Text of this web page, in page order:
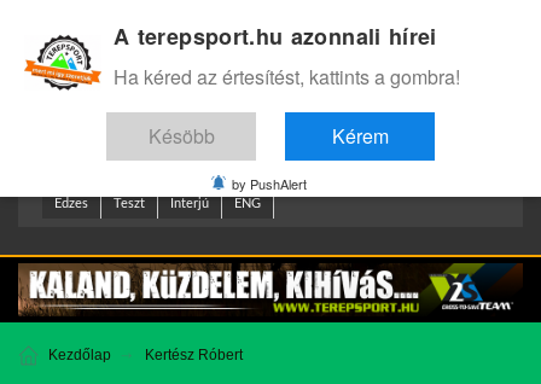
Edzes Teszt Interjú ENG
Kezdőlap Kertész Róbert
A terepsport.hu azonnali hírei
Ha kéred az értesítést, kattints a gombra!
Késöbb Kérem
by PushAlert